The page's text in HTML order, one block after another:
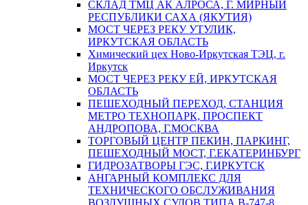
СКЛАД ТМЦ АК АЛРОСА, Г. МИРНЫЙ
РЕСПУБЛИКИ САХА (ЯКУТИЯ)
МОСТ ЧЕРЕЗ РЕКУ УТУЛИК,
ИРКУТСКАЯ ОБЛАСТЬ
Химический цех Ново-Иркутская ТЭЦ, г.
Иркутск
МОСТ ЧЕРЕЗ РЕКУ ЕЙ, ИРКУТСКАЯ
ОБЛАСТЬ
ПЕШЕХОДНЫЙ ПЕРЕХОД, СТАНЦИЯ
МЕТРО ТЕХНОПАРК, ПРОСПЕКТ
АНДРОПОВА, Г.МОСКВА
ТОРГОВЫЙ ЦЕНТР ПЕКИН, ПАРКИНГ,
ПЕШЕХОДНЫЙ МОСТ, Г.ЕКАТЕРИНБУРГ
ГИДРОЗАТВОРЫ ГЭС, Г.ИРКУТСК
АНГАРНЫЙ КОМПЛЕКС ДЛЯ
ТЕХНИЧЕСКОГО ОБСЛУЖИВАНИЯ
ВОЗДУШНЫХ СУДОВ ТИПА В-747-8,